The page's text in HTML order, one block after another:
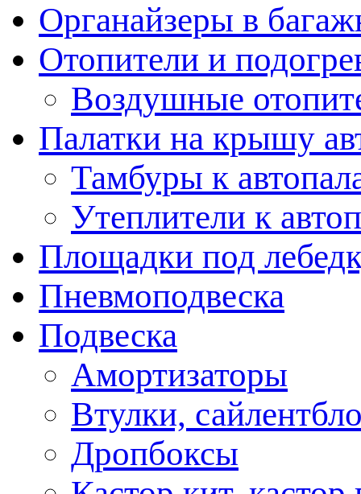
Органайзеры в
Отопители и
Воздушные
Палатки на крышу
Тамбуры к
Утеплители к
Площадки под
Пневмоподвеска
Подвеска
Амортизаторы
Втулки,
Дропбоксы